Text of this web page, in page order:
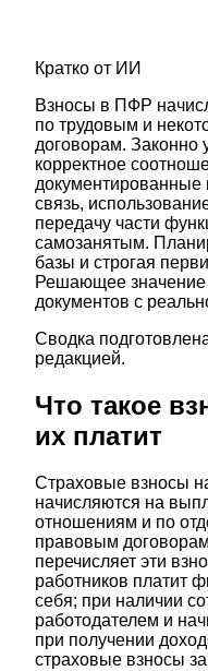
Кратко от ИИ
Взносы в ПФР
по трудовым и
договорам. Законно
корректное
документированные
связь,
передачу части
самозанятым.
базы и строгая
Решающее значение
документов с
Сводка
редакцией.
Что такое
их платит
Страховые взносы
начисляются на
отношениям и по
правовым
перечисляет эти
работников платит
себя; при наличии
работодателем и
при получении
страховые взносы